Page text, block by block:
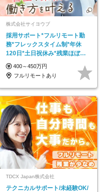
株式会社サイヨウブ
採用サポート*フルリモート勤
務*フレックスタイム制*年休
120日*土日祝休み*残業ほぼな
し*育児中社員8割以上
400～450万円
フルリモートあり
TDCX Japan株式会社
テクニカルサポート/未経験OK/